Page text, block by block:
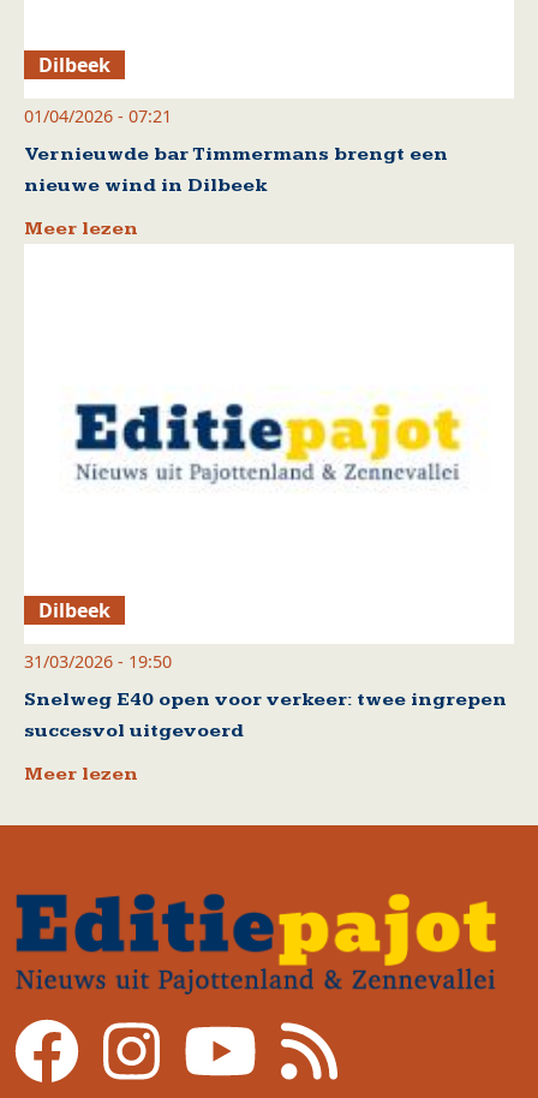
Dilbeek
01/04/2026 - 07:21
Vernieuwde bar Timmermans brengt een
nieuwe wind in Dilbeek
Meer lezen
Dilbeek
31/03/2026 - 19:50
Snelweg E40 open voor verkeer: twee ingrepen
succesvol uitgevoerd
Meer lezen